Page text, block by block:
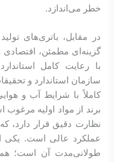
خطر می‌اندازد.
در مقابل، باتری‌های
گزینه‌ای مطمئن، اقتصادی
با رعایت کامل
سازمان استاندارد و
کاملاً با شرایط آب و
برند از مواد اولیه مرغوب
نظارت دقیق قرار دارد، که
عملکرد عالی است. یکی از
طولانی‌مدت آن است؛